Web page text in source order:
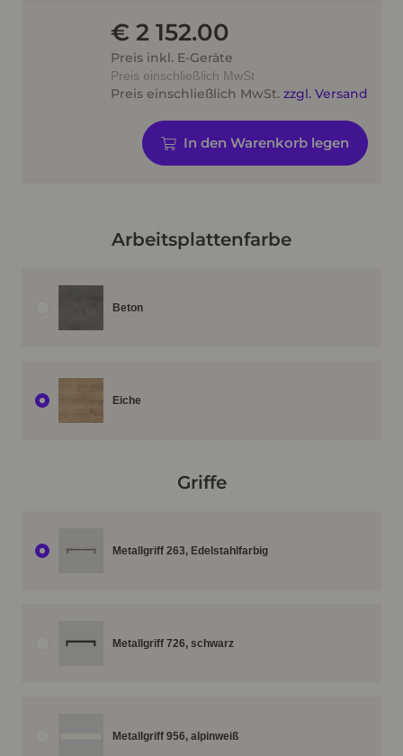
Arbeitsplattenfarbe
Beton
Eiche
Griffe
Metallgriff 263, Edelstahlfarbig
Metallgriff 726, schwarz
Metallgriff 956, alpinweiß
€ 2 152.00
Preis inkl. E-Geräte
Preis einschließlich MwSt
Preis einschließlich MwSt. zzgl. Versand
In den Warenkorb legen